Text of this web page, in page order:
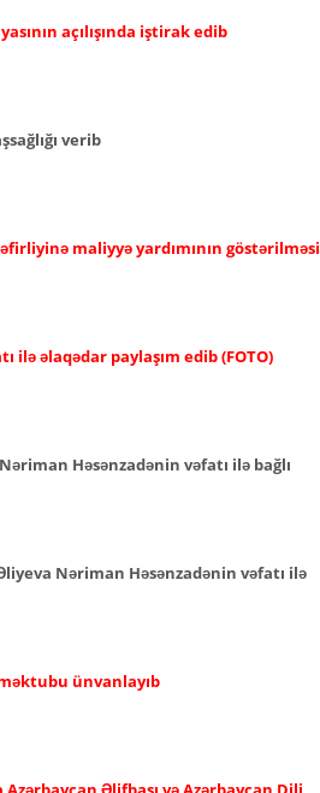
açılışında iştirak edib
verib
maliyyə yardımının göstərilməsi
əlaqədar paylaşım edib (FOTO)
Həsənzadənin vəfatı ilə bağlı
Nəriman Həsənzadənin vəfatı ilə
ünvanlayıb